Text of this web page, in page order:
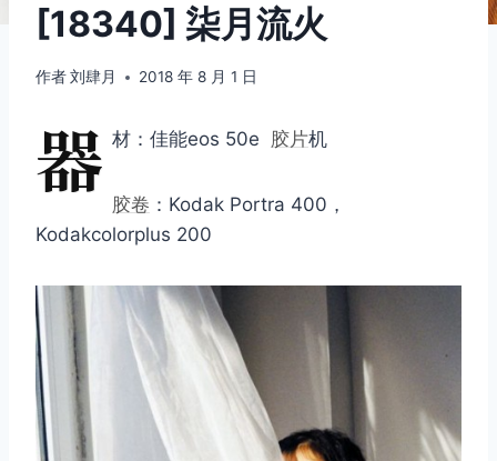
[18340] 柒月流火
作者刘肆月 2018 年 8 月 1 日
器 材：佳能eos 50e 胶片机
胶卷 ：Kodak Portra 400，
Kodakcolorplus 200